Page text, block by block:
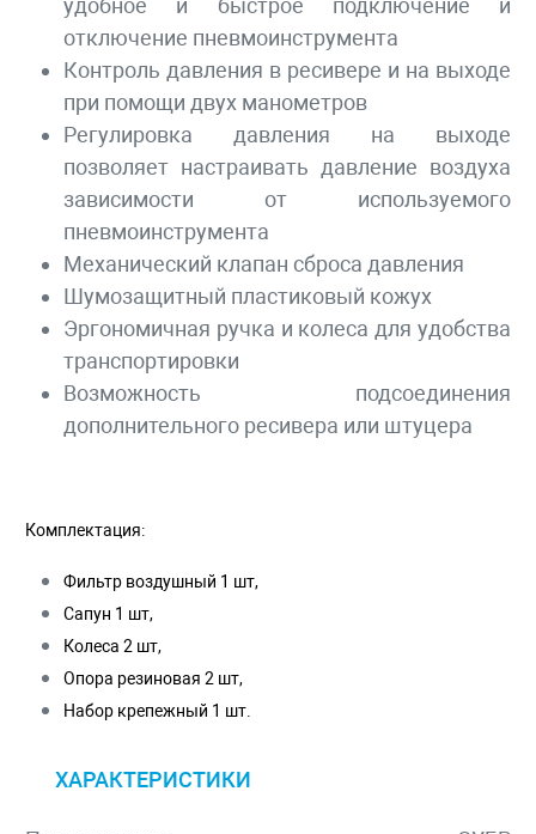
удобное и быстрое подключение и
отключение пневмоинструмента
Контроль давления в ресивере и на выходе
при помощи двух манометров
Регулировка давления на выходе
позволяет настраивать давление воздуха
зависимости от используемого
пневмоинструмента
Механический клапан сброса давления
Шумозащитный пластиковый кожух
Эргономичная ручка и колеса для удобства
транспортировки
Возможность подсоединения
дополнительного ресивера или штуцера
Комплектация:
Фильтр воздушный 1 шт,
Сапун 1 шт,
Колеса 2 шт,
Опора резиновая 2 шт,
Набор крепежный 1 шт.
ХАРАКТЕРИСТИКИ